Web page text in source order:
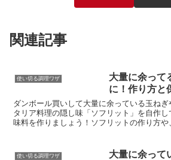
関連記事
使い切る調理ワザ
大量に余って
に！作り方と
ダンボール買いして大量に余っている玉ね
タリア料理の隠し味「ソフリット」を自作
味料を作りましょう！ソフリットの作り方
使い切る調理ワザ
大量に余って